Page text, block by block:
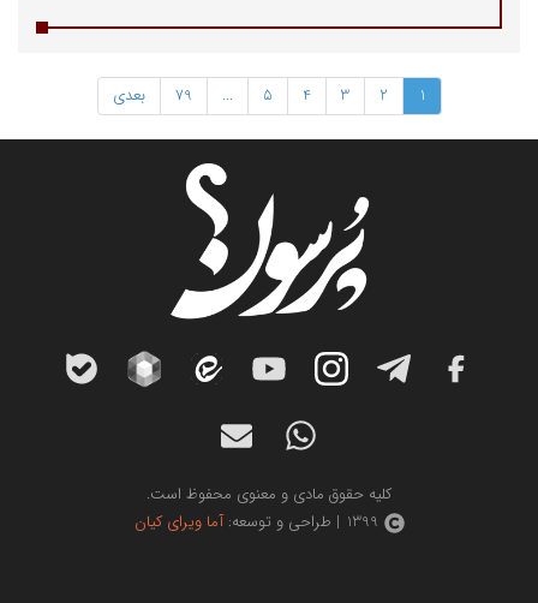
1
2
3
4
5
...
79 بعدی
کلیه حقوق مادی و معنوی محفوظ است.
1399 | طراحی و توسعه:
آما ویرای کیان